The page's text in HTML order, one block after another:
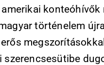
történelem
szerencsesütibe